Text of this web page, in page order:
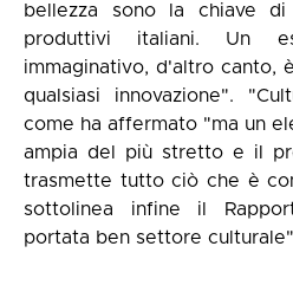
bellezza sono la chiave
produttivi italiani. Un
immaginativo, d'altro canto,
qualsiasi innovazione".
come ha affermato "ma un
ampia del più stretto e il
trasmette tutto ciò che è
sottolinea infine il
portata ben settore